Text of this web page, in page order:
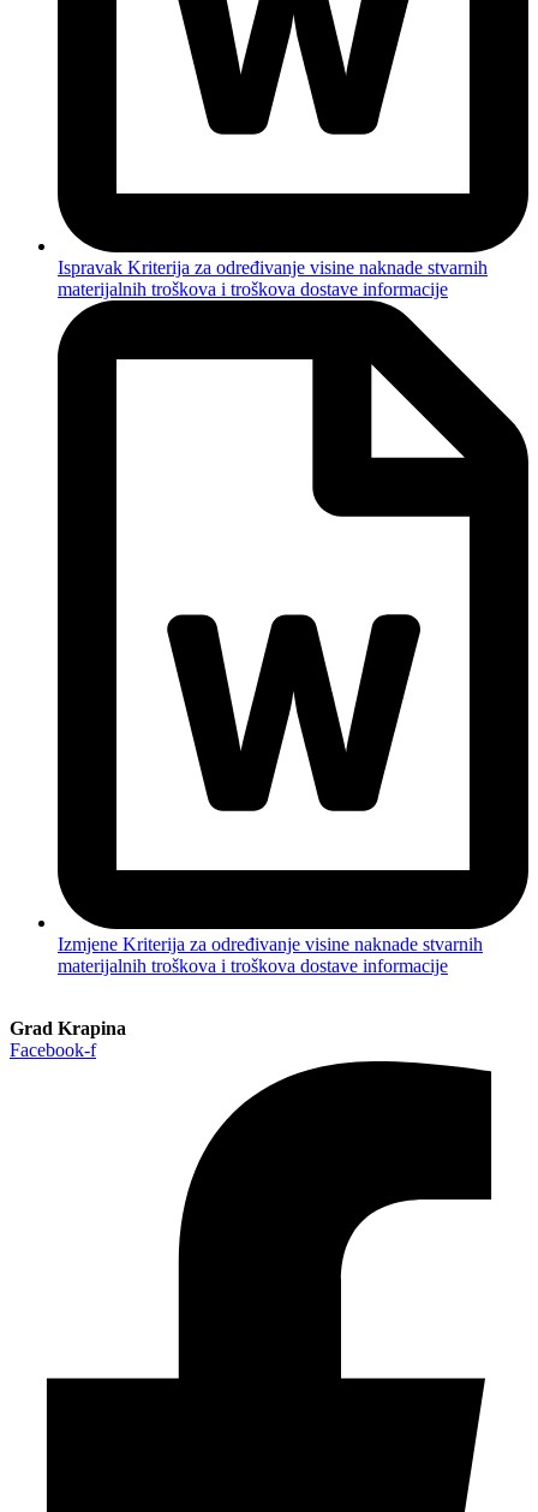
Ispravak Kriterija za određivanje visine naknade stvarnih
materijalnih troškova i troškova dostave informacije
Izmjene Kriterija za određivanje visine naknade stvarnih
materijalnih troškova i troškova dostave informacije
Grad Krapina
Facebook-f